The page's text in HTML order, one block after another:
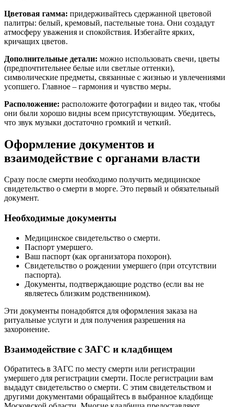
Цветовая гамма: придерживайтесь сдержанной цветовой
палитры: белый, кремовый, пастельные тона. Они создадут
атмосферу уважения и спокойствия. Избегайте ярких,
кричащих цветов.
Дополнительные детали: можно использовать свечи, цветы
(предпочтительнее белые или светлые оттенки),
символические предметы, связанные с жизнью и увлечениями
усопшего. Главное – гармония и чувство меры.
Расположение: расположите фотографии и видео так, чтобы
они были хорошо видны всем присутствующим. Убедитесь,
что звук музыки достаточно громкий и четкий.
Оформление документов и
взаимодействие с органами власти
Сразу после смерти необходимо получить медицинское
свидетельство о смерти в морге. Это первый и обязательный
документ.
Необходимые документы
Медицинское свидетельство о смерти.
Паспорт умершего.
Ваш паспорт (как организатора похорон).
Свидетельство о рождении умершего (при отсутствии
паспорта).
Документы, подтверждающие родство (если вы не
являетесь близким родственником).
Эти документы понадобятся для оформления заказа на
ритуальные услуги и для получения разрешения на
захоронение.
Взаимодействие с ЗАГС и кладбищем
Обратитесь в ЗАГС по месту смерти или регистрации
умершего для регистрации смерти. После регистрации вам
выдадут свидетельство о смерти. С этим свидетельством и
другими документами обращайтесь в выбранное кладбище